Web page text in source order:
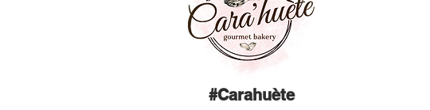
#Carahuète